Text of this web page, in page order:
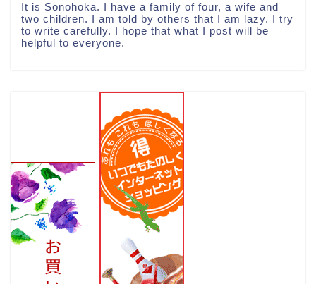
It is Sonohoka. I have a family of four, a wife and
two children. I am told by others that I am lazy. I try
to write carefully. I hope that what I post will be
helpful to everyone.